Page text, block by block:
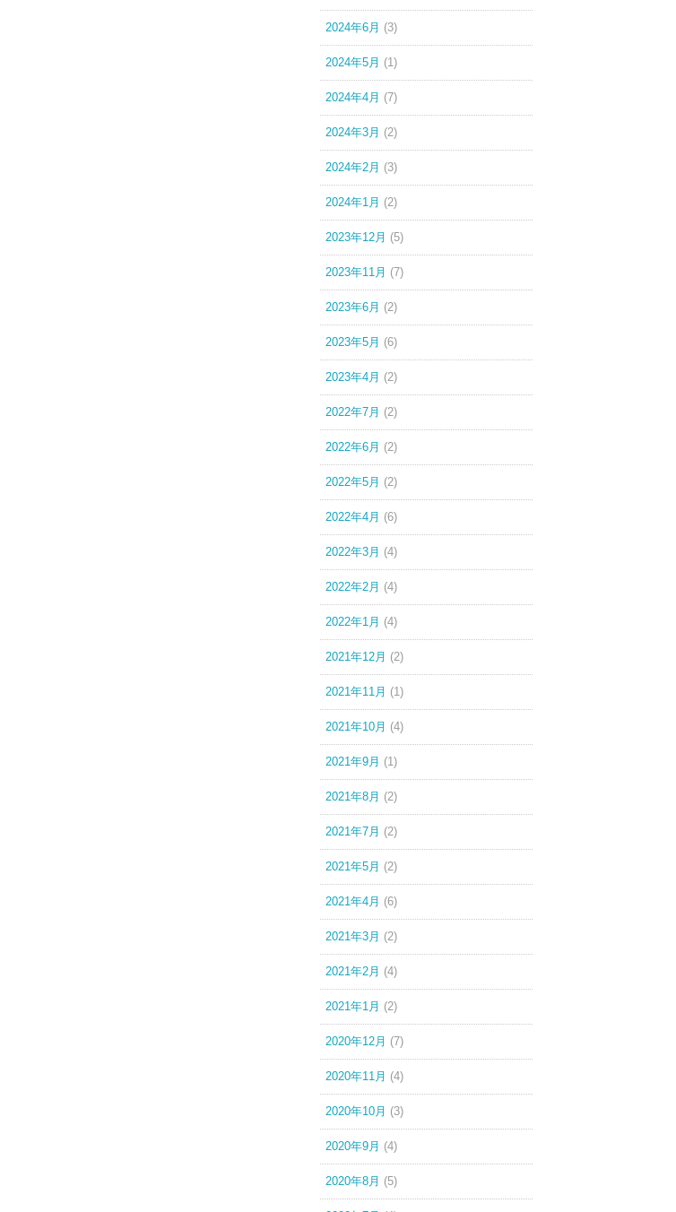
2024年6月 (3)
2024年5月 (1)
2024年4月 (7)
2024年3月 (2)
2024年2月 (3)
2024年1月 (2)
2023年12月 (5)
2023年11月 (7)
2023年6月 (2)
2023年5月 (6)
2023年4月 (2)
2022年7月 (2)
2022年6月 (2)
2022年5月 (2)
2022年4月 (6)
2022年3月 (4)
2022年2月 (4)
2022年1月 (4)
2021年12月 (2)
2021年11月 (1)
2021年10月 (4)
2021年9月 (1)
2021年8月 (2)
2021年7月 (2)
2021年5月 (2)
2021年4月 (6)
2021年3月 (2)
2021年2月 (4)
2021年1月 (2)
2020年12月 (7)
2020年11月 (4)
2020年10月 (3)
2020年9月 (4)
2020年8月 (5)